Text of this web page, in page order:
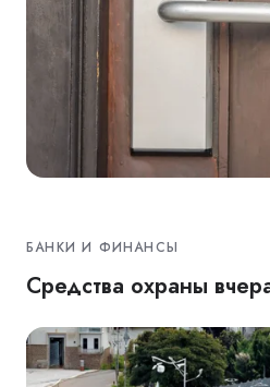
БАНКИ И ФИНАНСЫ
Средства охраны